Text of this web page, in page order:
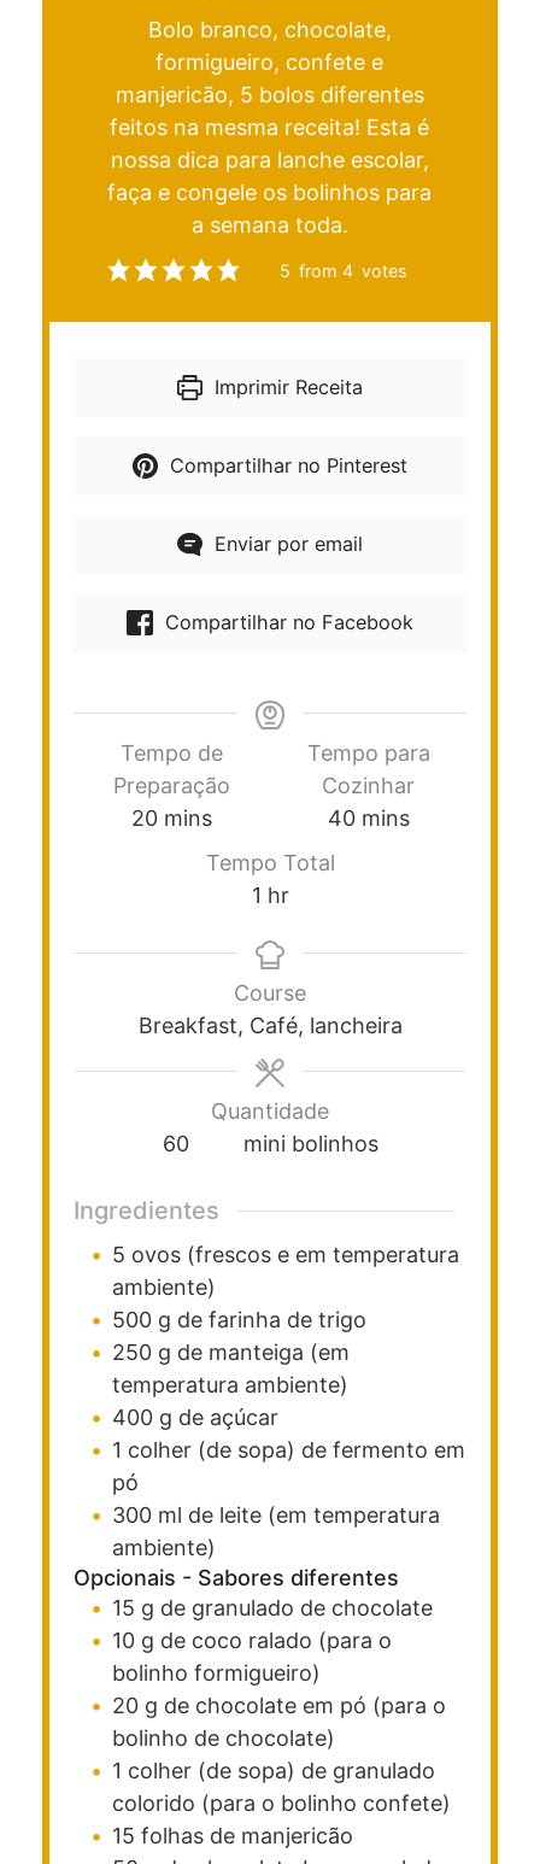
Bolo branco, chocolate,
formigueiro, confete e
manjericão, 5 bolos diferentes
feitos na mesma receita! Esta é
nossa dica para lanche escolar,
faça e congele os bolinhos para
a semana toda.
5 from4 votes
Imprimir Receita
Compartilhar no Pinterest
Enviar por email
Compartilhar no Facebook
Tempo de
Preparação
20 mins
Tempo para
Cozinhar
40 mins
Tempo Total
1 hr
Course
Breakfast, Café, lancheira
Quantidade
60
mini bolinhos
Ingredientes
5 ovos (frescos e em temperatura
ambiente)
500 g de farinha de trigo
250 g de manteiga (em
temperatura ambiente)
400 g de açúcar
1 colher (de sopa) de fermento em
pó
300 ml de leite (em temperatura
ambiente)
Opcionais - Sabores diferentes
15 g de granulado de chocolate
10 g de coco ralado (para o
bolinho formigueiro)
20 g de chocolate em pó (para o
bolinho de chocolate)
1 colher (de sopa) de granulado
colorido (para o bolinho confete)
15 folhas de manjericão